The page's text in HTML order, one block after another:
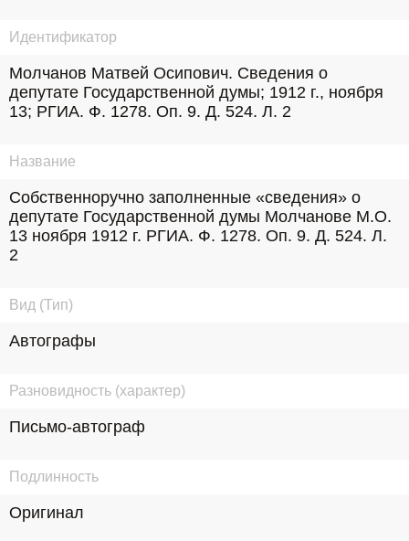
Идентификатор
Молчанов Матвей Осипович. Сведения о
депутате Государственной думы; 1912 г., ноября
13; РГИА. Ф. 1278. Оп. 9. Д. 524. Л. 2
Название
Собственноручно заполненные «сведения» о
депутате Государственной думы Молчанове М.О.
13 ноября 1912 г. РГИА. Ф. 1278. Оп. 9. Д. 524. Л.
2
Вид (Тип)
Автографы
Разновидность (характер)
Письмо-автограф
Подлинность
Оригинал